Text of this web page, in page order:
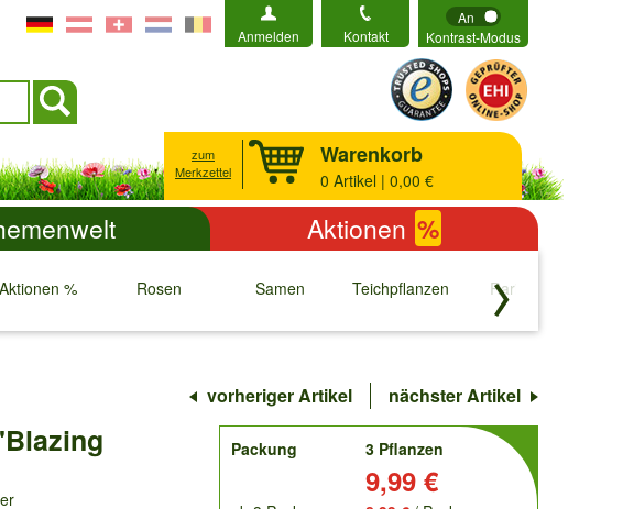
Anmelden Kontakt
An
Kontrast-Modus
zum
Merkzettel
Warenkorb
0 Artikel | 0,00 €
Aktionen %
Aktionen % Rosen
↓
Samen
↓
Teichpflanzen
↓
Raritäten
↓
vorheriger Artikel nächster Artikel
order
Packung
3 Pflanzen
9,99 €